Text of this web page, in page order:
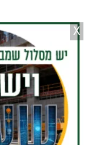
X
הרבי משומרי